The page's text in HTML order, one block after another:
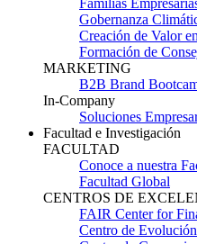
Familias
Gobernanza
Creación de Valor
Formación de
MARKETING
B2B Brand
In-Company
Soluciones
Facultad e Investigación
FACULTAD
Conoce a nuestra
Facultad Global
CENTROS DE
FAIR Center for
Centro de